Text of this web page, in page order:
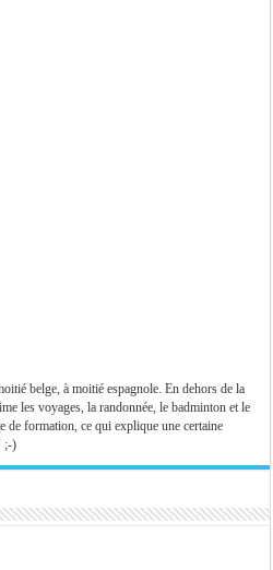
belge, à moitié espagnole. En dehors de la
les voyages, la randonnée, le badminton et le
de formation, ce qui explique une certaine
;-)